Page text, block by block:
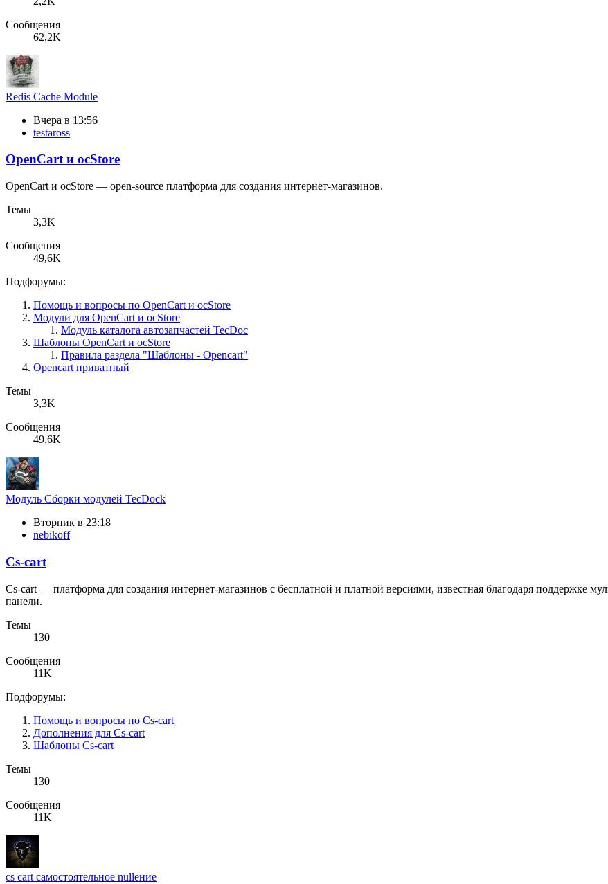
Сообщения
62,2K
Redis Cache Module
Вчера в 13:56
testaross
OpenCart и ocStore
OpenCart и ocStore — open-source платформа для создания интернет-магазинов.
Темы
3,3K
Сообщения
49,6K
Подфорумы:
Помощь и вопросы по OpenCart и ocStore
Модули для OpenCart и ocStore
Модуль каталога автозапчастей TecDoc
Шаблоны OpenCart и ocStore
Правила раздела "Шаблоны - Opencart"
Opencart приватный
Темы
3,3K
Сообщения
49,6K
Модуль Сборки модулей TecDock
Вторник в 23:18
nebikoff
Cs-cart
Cs-cart — платформа для создания интернет-магазинов с бесплатной и платной версиями, известная благодаря поддержке
панели.
Темы
130
Сообщения
11K
Подфорумы:
Помощь и вопросы по Cs-cart
Дополнения для Cs-cart
Шаблоны Cs-cart
Темы
130
Сообщения
11K
cs cart самостоятельное nullение